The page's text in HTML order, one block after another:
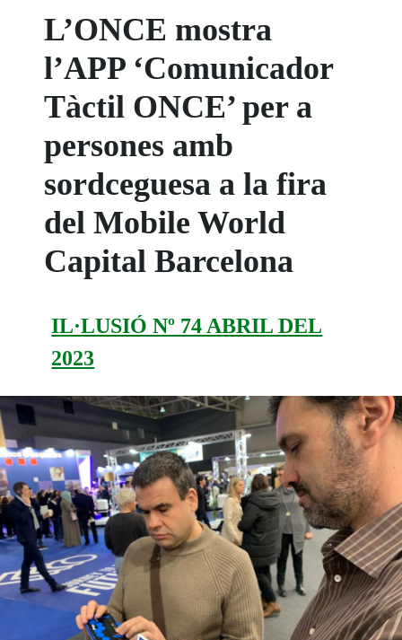
L’ONCE mostra
l’APP ‘Comunicador
Tàctil ONCE’ per a
persones amb
sordceguesa a la fira
del Mobile World
Capital Barcelona
IL·LUSIÓ Nº 74 ABRIL DEL
2023